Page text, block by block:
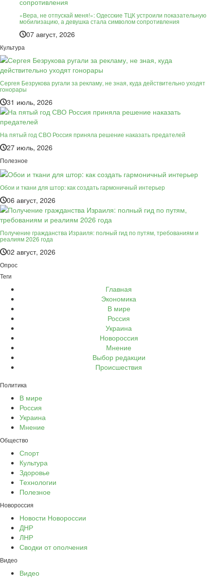
«Вера, не отпускай меня!»: Одесские ТЦК устроили показательную
мобилизацию, а девушка стала символом сопротивления
07 август, 2026
Культура
Сергея Безрукова ругали за рекламу, не зная, куда действительно уходят
гонорары
31 июль, 2026
На пятый год СВО Россия приняла решение наказать предателей
27 июль, 2026
Полезное
Обои и ткани для штор: как создать гармоничный интерьер
06 август, 2026
Получение гражданства Израиля: полный гид по путям, требованиям и
реалиям 2026 года
02 август, 2026
Опрос
Теги
Главная
Экономика
В мире
Россия
Украина
Новороссия
Мнение
Выбор редакции
Происшествия
Политика
В мире
Россия
Украина
Мнение
Общество
Спорт
Культура
Здоровье
Технологии
Полезное
Новороссия
Новости Новороссии
ДНР
ЛНР
Сводки от ополчения
Видео
Видео